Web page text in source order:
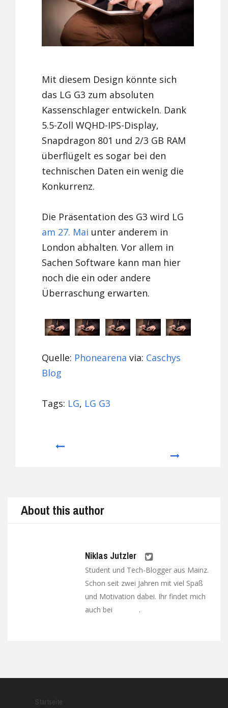
Mit diesem Design könnte sich
das LG G3 zum absoluten
Kassenschlager entwickeln. Dank
5.5-Zoll WQHD-IPS-Display,
Snapdragon 801 und 2/3 GB RAM
überflügelt es sogar bei den
technischen Daten ein wenig die
Konkurrenz.
Die Präsentation des G3 wird LG
am 27. Mai unter anderem in
London abhalten. Vor allem in
Sachen Software kann man hier
noch die ein oder andere
Überraschung erwarten.
Quelle: Phonearena via: Caschys
Blog
Tags: LG, LG G3
About this author
Niklas Jutzler
Student und Tech-Blogger aus Mainz.
Schon seit zwei Jahren mit viel Spaß
und Motivation dabei. Ihr findet mich
auch bei
.
Startseite